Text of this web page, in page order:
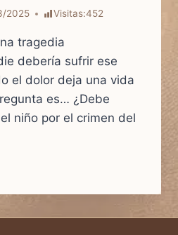
2025 Visitas:452
tragedia
debería sufrir ese
el dolor deja una vida
es… ¿Debe
niño por el crimen del